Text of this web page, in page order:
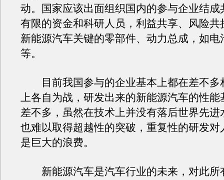
动。国家应该出面组织国内的参与企业结成
有限的资金和科研人员，利益共享、风险共
新能源汽车关键的零部件、动力总成，如电
等。
目前我国参与的企业基本上都在差不多
上各自为战，研发出来的新能源汽车的性能
差不多，虽然在技术上并没有落后世界先进
也难以取得超越性的突破，重复性的研发对
是巨大的浪费。
新能源汽车是汽车行业的未来，对此所